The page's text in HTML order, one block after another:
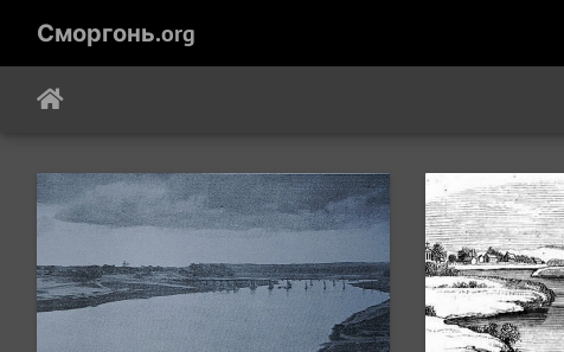
Сморгонь.org